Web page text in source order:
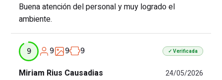
Buena atención del personal y muy logrado el
ambiente.
9 9 9 9 ✓ Verificada
Miriam Rius Causadias 24/05/2026